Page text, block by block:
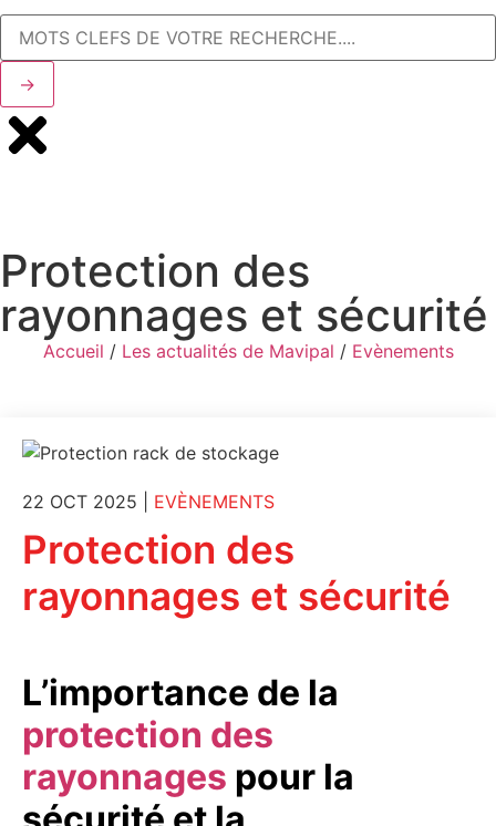
→
Protection des
rayonnages et sécurité
Accueil / Les actualités de Mavipal / Evènements
22 OCT 2025 EVÈNEMENTS
Protection des
rayonnages et sécurité
L’importance de la
protection des
rayonnages pour la